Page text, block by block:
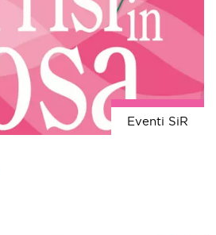
Eventi SiR